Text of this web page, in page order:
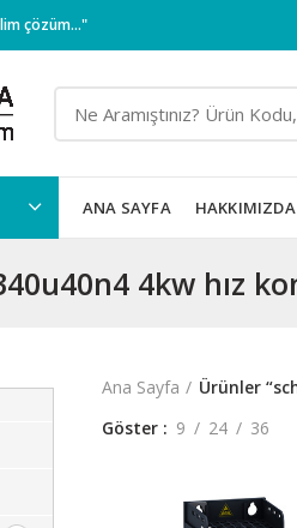
çözüm..."
ANA SAYFA HAKKIMIZDA
4kw hız
Ana Sayfa
Ürünler
Göster
9 24 36